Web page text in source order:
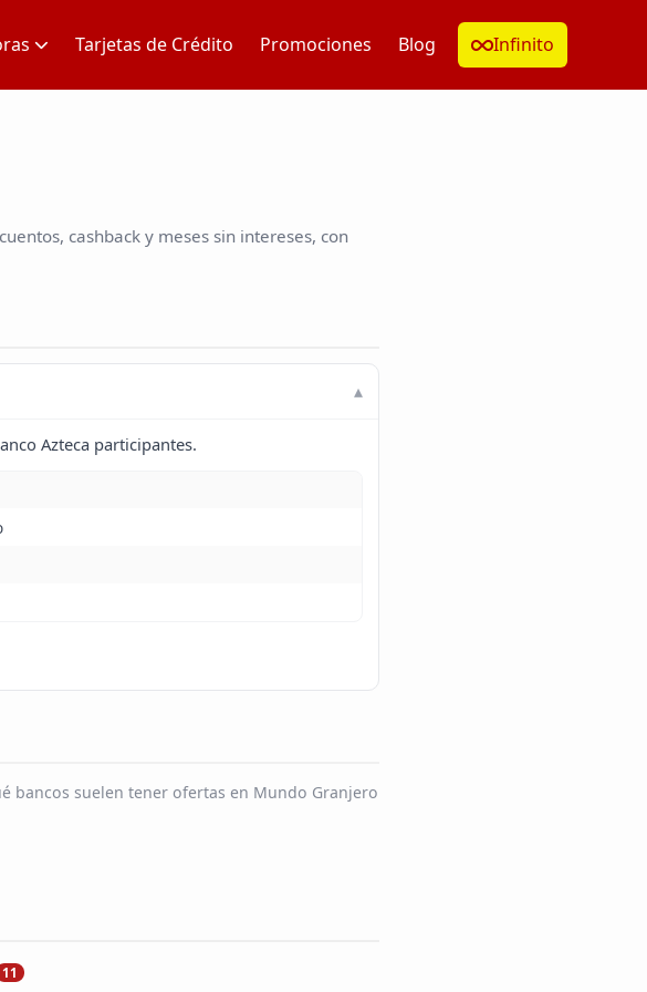
Tarjetas de Crédito Promociones Blog Infinito
cashback y meses sin intereses, con
Azteca participantes.
bancos suelen tener ofertas en Mundo Granjero
11